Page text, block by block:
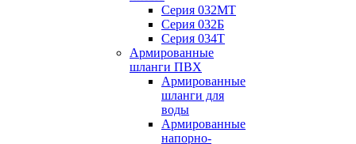
Серия 032МТ
Серия 032Б
Серия 034Т
Армированные
шланги ПВХ
Армированные
шланги для
воды
Армированные
напорно-